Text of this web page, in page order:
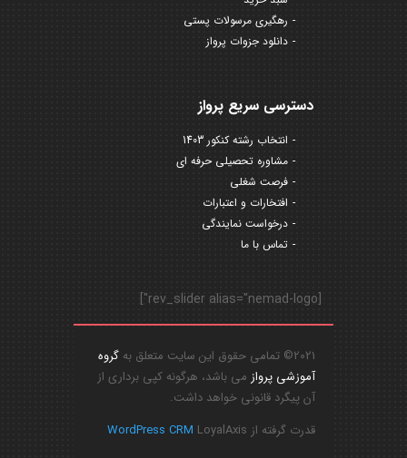
رهگیری مرسولات پستی
دانلود جزوات پرواز
دسترسی سریع پرواز
انتخاب رشته کنکور 1403
مشاوره تحصیلی حرفه ای
فرصت شغلی
افتخارات و اعتبارات
درخواست نمایندگی
تماس با ما
[rev_slider alias="nemad-logo"]
2021© تمامی حقوق این سایت متعلق به
گروه
آموزشی پرواز می باشد، هرگونه کپی برداری از
آن پیگرد قانونی خواهد داشت.
قدرت گرفته از
WordPress CRM LoyalAxis